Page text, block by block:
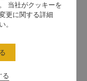
当社がクッキーを
更に関する詳細
。
る